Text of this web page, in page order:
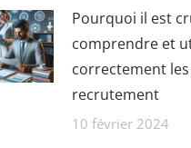
Pourquoi il est
comprendre et
correctement
recrutement
10 février 2024